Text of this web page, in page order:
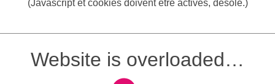
(Javascript et cookies doivent être activés, désolé.)
Website is overloaded…